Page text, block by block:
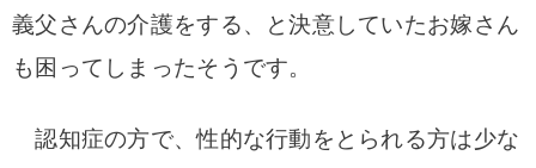
義父さんの介護をする、と決意していたお嫁さん
も困ってしまったそうです。
認知症の方で、性的な行動をとられる方は少な